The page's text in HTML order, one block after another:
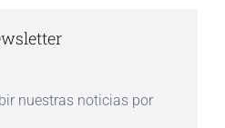
nuestras noticias por